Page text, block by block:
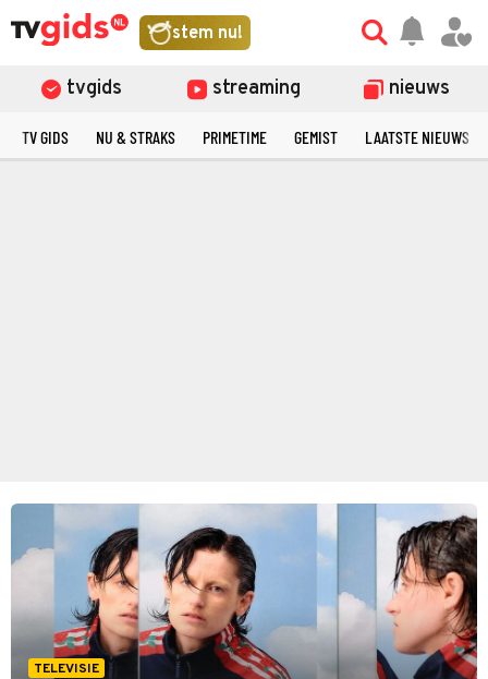
stem nu!
tvgids streaming nieuws
TV GIDS NU & STRAKS PRIMETIME GEMIST LAATSTE NIEUWS
TELEVISIE